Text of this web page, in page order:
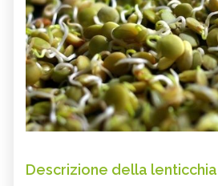
Descrizione della lenticchia